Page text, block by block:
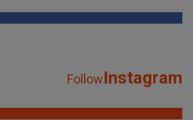
FollowInstagram